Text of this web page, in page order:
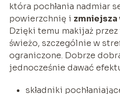
która pochłania nadmiar
powierzchnię i
Dzięki temu makijaż
świeżo, szczególnie w
ograniczone. Dobrze
jednocześnie dawać
składniki